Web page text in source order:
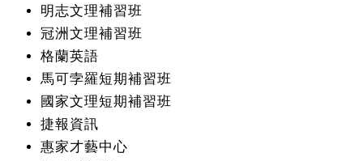
明志文理補習班
冠洲文理補習班
格蘭英語
馬可孛羅短期補習班
國家文理短期補習班
捷報資訊
惠家才藝中心